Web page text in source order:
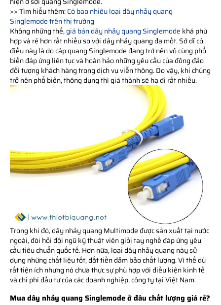
>> Tìm hiểu thêm:Có bao nhiêu loại dây nhảy quang
Singlemode trên thị trường
Không những thế,giá bán dây nhảy quang Singlemode khá phù
hợp và rẻ hơn rất nhiều so với dây nhảy quang đa mốt. Sở dĩ có
điều này là do cáp quang Singlemode đang trở nên vô cùng phổ
biến đáp ứng liên tục và hoàn hảo những yêu cầu của đông đảo
đối tượng khách hàng trong dịch vụ viễn thông. Do vậy, khi chúng
trở nên phổ biến, thông dụng thì giá thành sẽ hạ đi rất nhiều.
Trong khi đó, dây nhảy quang Multimode được sản xuất tại nước
ngoài, đòi hỏi đội ngũ kỹ thuật viên giỏi tay nghề đáp ứng yêu
cầu tiêu chuẩn quốc tế. Hơn nữa, loại dây nhảy quang này sử
dụng những chất liệu tốt, đắt tiền đảm bảo chất lượng. Vì thế dù
rất tiện ích nhưng nó chưa thực sự phù hợp với điều kiện kinh tế
và chi phí đầu tư của các doanh nghiệp, công ty tại Việt Nam.
Mua dây nhảy quang Singlemode ở đâu chất lượng giá rẻ?